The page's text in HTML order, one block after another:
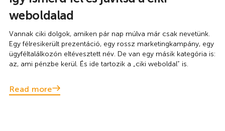
weboldalad
Vannak ciki dolgok, amiken pár nap múlva már csak nevetünk.
Egy félresikerült prezentáció, egy rossz marketingkampány, egy
ügyféltalálkozón eltévesztett név. De van egy másik kategória is:
az, ami pénzbe kerül. És ide tartozik a „ciki weboldal” is.
Read more